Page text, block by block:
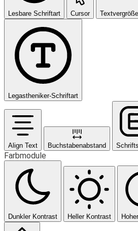
Lesbare Schriftart Cursor
Legastheniker-Schriftart
Align Text Buchstabenabstand
Farbmodule
Dunkler Kontrast Heller Kontrast